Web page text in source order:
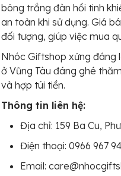
bông trắng đàn hồi tinh
an toàn khi sử dụng. Giá
đối tượng, giúp việc mua
Nhóc Giftshop xứng đáng
ở Vũng Tàu đáng ghé
và hợp túi tiền.
Thông tin liên hệ:
Địa chỉ: 159 Ba Cu,
Điện thoại: 0966 967
Email: